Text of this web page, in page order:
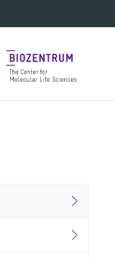
Keys